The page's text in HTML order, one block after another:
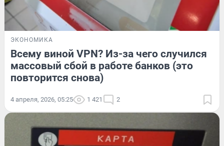
ЭКОНОМИКА
Всему виной VPN? Из-за чего случился
массовый сбой в работе банков (это
повторится снова)
4 апреля, 2026, 05:25 1 421 2